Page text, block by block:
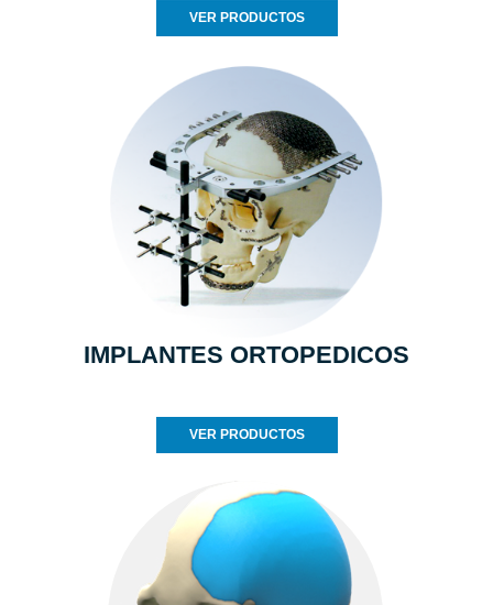
VER PRODUCTOS
IMPLANTES ORTOPEDICOS
VER PRODUCTOS